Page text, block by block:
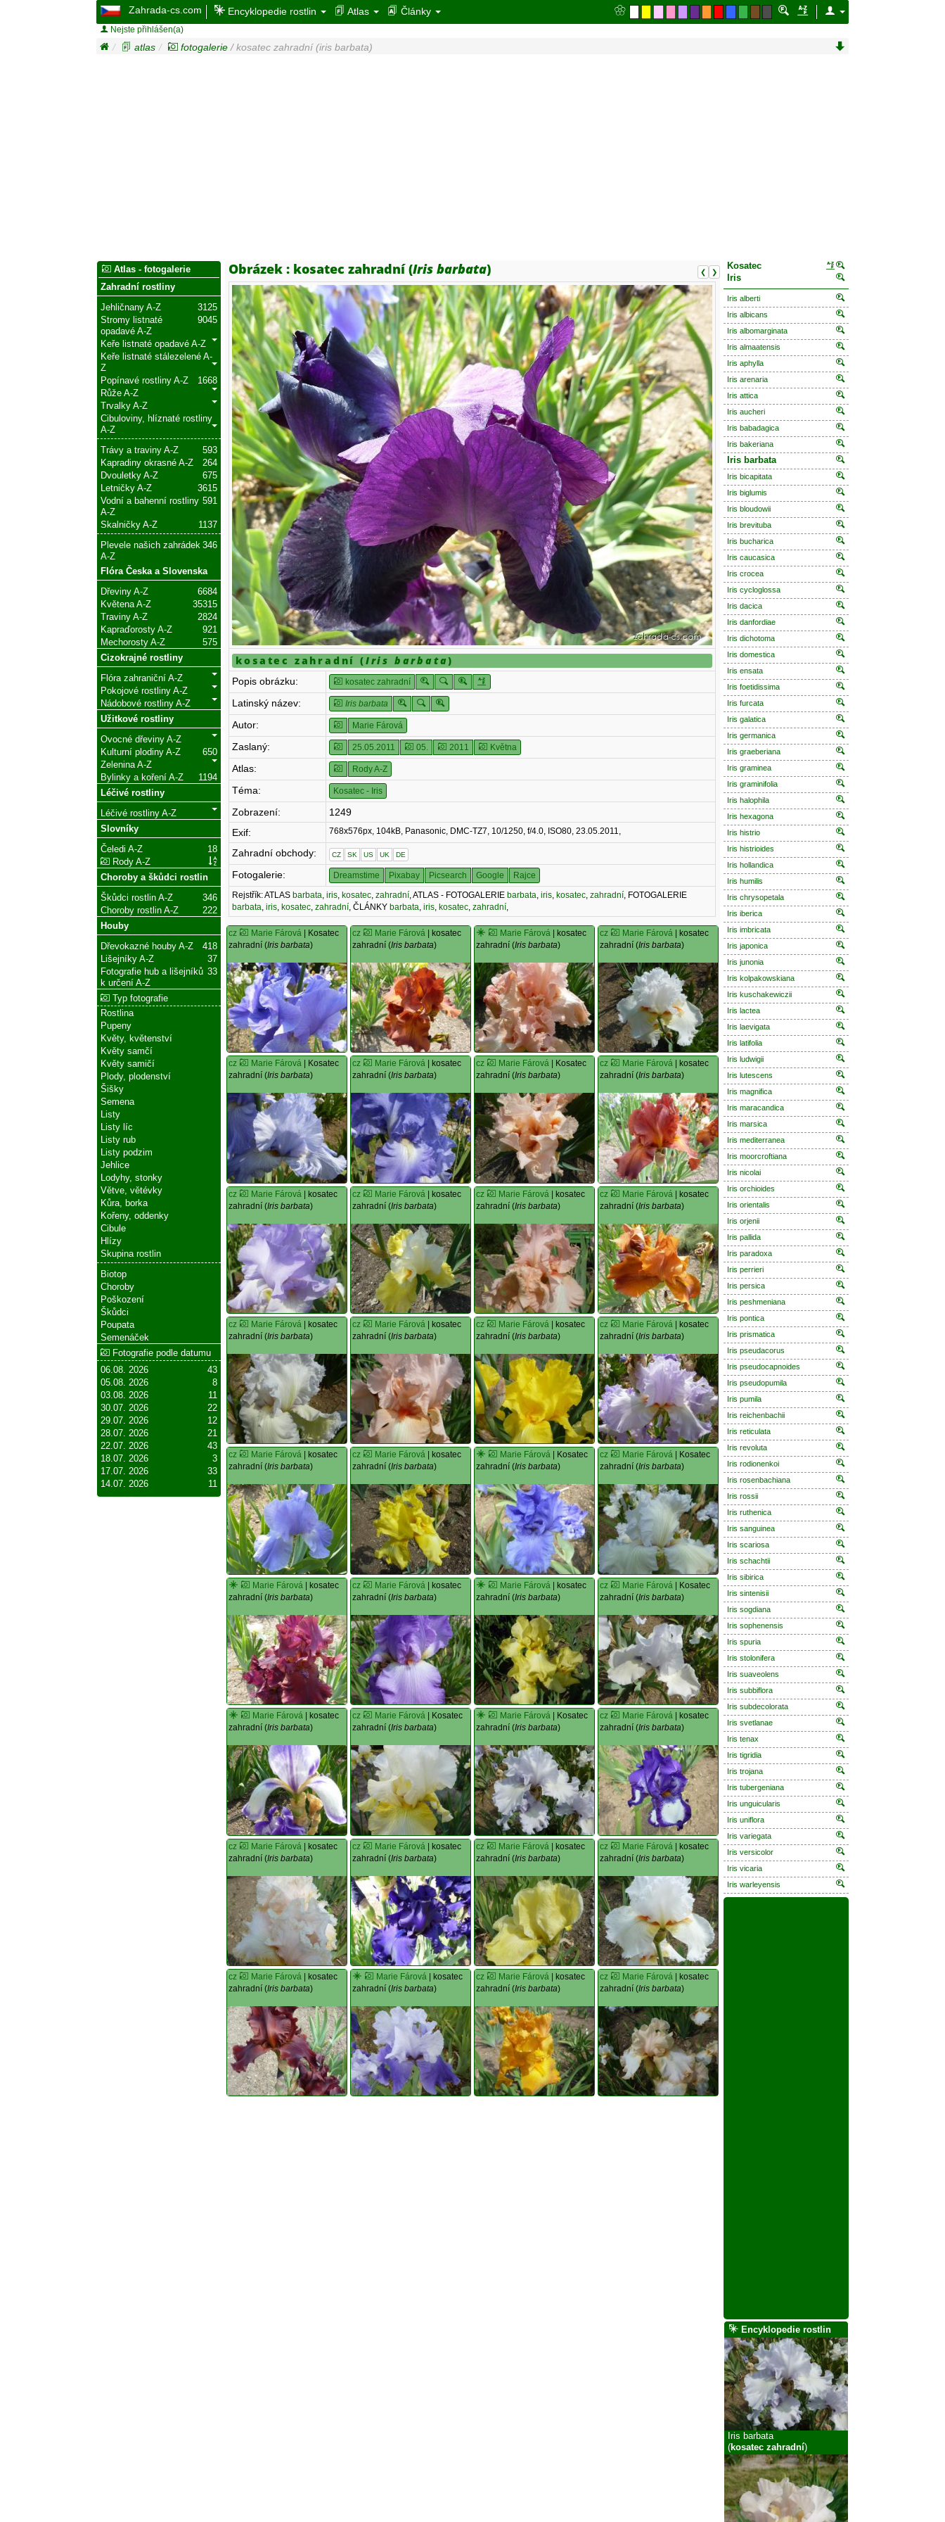
Zahrada-cs.com Encyklopedie rostlin Atlas Články
Nejste přihlášen(a)
atlas fotogalerie / kosatec zahradní (iris barbata)
❮ ❯
Obrázek : kosatec zahradní (Iris barbata)
kosatec zahradní (Iris barbata)
Popis obrázku: kosatec zahradní
Latinský název: Iris barbata
Autor: Marie Fárová
Zaslaný: 25.05.2011 05. 2011 Května
Atlas: Rody A-Z
Téma: Kosatec - Iris
Zobrazení:
1249
Exif:
768x576px, 104kB, Panasonic, DMC-TZ7, 10/1250, f/4.0, ISO80, 23.05.2011,
Zahradní obchody: CZ SK US UK DE
Fotogalerie: Dreamstime Pixabay Picsearch Google
Rajce
Rejstřík: ATLAS barbata,iris, kosatec,zahradní, ATLAS - FOTOGALERIE barbata,iris, kosatec,zahradní, FOTOGALERIE
barbata,iris, kosatec,zahradní, ČLÁNKY barbata,iris, kosatec,zahradní,
cz Marie Fárová | Kosatec
zahradní (Iris barbata)
cz Marie Fárová | kosatec
zahradní (Iris barbata)
Marie Fárová| kosatec
zahradní (Iris barbata)
cz Marie Fárová| kosatec
zahradní (Iris barbata)
cz Marie Fárová | Kosatec
zahradní (Iris barbata)
cz Marie Fárová | kosatec
zahradní (Iris barbata)
cz Marie Fárová| Kosatec
zahradní (Iris barbata)
cz Marie Fárová| kosatec
zahradní (Iris barbata)
cz Marie Fárová | kosatec
zahradní (Iris barbata)
cz Marie Fárová | kosatec
zahradní (Iris barbata)
cz Marie Fárová | kosatec
zahradní (Iris barbata)
cz Marie Fárová | kosatec
zahradní (Iris barbata)
cz Marie Fárová | kosatec
zahradní (Iris barbata)
cz Marie Fárová | kosatec
zahradní (Iris barbata)
cz Marie Fárová| kosatec
zahradní (Iris barbata)
cz Marie Fárová| kosatec
zahradní (Iris barbata)
cz Marie Fárová | kosatec
zahradní (Iris barbata)
cz Marie Fárová | kosatec
zahradní (Iris barbata)
Marie Fárová| Kosatec
zahradní (Iris barbata)
cz Marie Fárová| Kosatec
zahradní (Iris barbata)
Marie Fárová | kosatec
zahradní (Iris barbata)
cz Marie Fárová | kosatec
zahradní (Iris barbata)
Marie Fárová | kosatec
zahradní (Iris barbata)
cz Marie Fárová | Kosatec
zahradní (Iris barbata)
Marie Fárová | kosatec
zahradní (Iris barbata)
cz Marie Fárová | Kosatec
zahradní (Iris barbata)
Marie Fárová| Kosatec
zahradní (Iris barbata)
cz Marie Fárová| kosatec
zahradní (Iris barbata)
cz Marie Fárová | kosatec
zahradní (Iris barbata)
cz Marie Fárová | kosatec
zahradní (Iris barbata)
cz Marie Fárová | kosatec
zahradní (Iris barbata)
cz Marie Fárová | kosatec
zahradní (Iris barbata)
cz Marie Fárová | kosatec
zahradní (Iris barbata)
Marie Fárová | kosatec
zahradní (Iris barbata)
cz Marie Fárová| kosatec
zahradní (Iris barbata)
cz Marie Fárová| kosatec
zahradní (Iris barbata)
Atlas - fotogalerie
Zahradní rostliny
3125
Jehličnany A-Z
9045
Stromy listnaté
opadavé A-Z
Keře listnaté opadavé A-Z
Keře listnaté stálezelené A-
Z
1668
Popínavé rostliny A-Z
Růže A-Z
Trvalky A-Z
Cibuloviny, hlíznaté rostliny
A-Z
593
Trávy a traviny A-Z
264
Kapradiny okrasné A-Z
675
Dvouletky A-Z
3615
Letničky A-Z
591
Vodní a bahenní rostliny
A-Z
1137
Skalničky A-Z
346
Plevele našich zahrádek
A-Z
Flóra Česka a Slovenska
6684
Dřeviny A-Z
35315
Květena A-Z
2824
Traviny A-Z
921
Kapraďorosty A-Z
575
Mechorosty A-Z
Cizokrajné rostliny
Flóra zahraniční A-Z
Pokojové rostliny A-Z
Nádobové rostliny A-Z
Užitkové rostliny
Ovocné dřeviny A-Z
650
Kulturní plodiny A-Z
Zelenina A-Z
1194
Bylinky a koření A-Z
Léčivé rostliny
Léčivé rostliny A-Z
Slovníky
18
Čeledi A-Z
Rody A-Z
Choroby a škůdci rostlin
346
Škůdci rostlin A-Z
222
Choroby rostlin A-Z
Houby
418
Dřevokazné houby A-Z
37
Lišejníky A-Z
33
Fotografie hub a lišejníků
k určení A-Z
Typ fotografie
Rostlina
Pupeny
Květy, květenství
Květy samčí
Květy samičí
Plody, plodenství
Šišky
Semena
Listy
Listy líc
Listy rub
Listy podzim
Jehlice
Lodyhy, stonky
Větve, větévky
Kůra, borka
Kořeny, oddenky
Cibule
Hlízy
Skupina rostlin
Biotop
Choroby
Poškození
Škůdci
Poupata
Semenáček
Fotografie podle datumu
43
06.08. 2026
8
05.08. 2026
11
03.08. 2026
22
30.07. 2026
12
29.07. 2026
21
28.07. 2026
43
22.07. 2026
3
18.07. 2026
33
17.07. 2026
11
14.07. 2026
Kosatec
Iris
Iris alberti
Iris albicans
Iris albomarginata
Iris almaatensis
Iris aphylla
Iris arenaria
Iris attica
Iris aucheri
Iris babadagica
Iris bakeriana
Iris barbata
Iris bicapitata
Iris biglumis
Iris bloudowii
Iris brevituba
Iris bucharica
Iris caucasica
Iris crocea
Iris cycloglossa
Iris dacica
Iris danfordiae
Iris dichotoma
Iris domestica
Iris ensata
Iris foetidissima
Iris furcata
Iris galatica
Iris germanica
Iris graeberiana
Iris graminea
Iris graminifolia
Iris halophila
Iris hexagona
Iris histrio
Iris histrioides
Iris hollandica
Iris humilis
Iris chrysopetala
Iris iberica
Iris imbricata
Iris japonica
Iris junonia
Iris kolpakowskiana
Iris kuschakewiczii
Iris lactea
Iris laevigata
Iris latifolia
Iris ludwigii
Iris lutescens
Iris magnifica
Iris maracandica
Iris marsica
Iris mediterranea
Iris moorcroftiana
Iris nicolai
Iris orchioides
Iris orientalis
Iris orjenii
Iris pallida
Iris paradoxa
Iris perrieri
Iris persica
Iris peshmeniana
Iris pontica
Iris prismatica
Iris pseudacorus
Iris pseudocapnoides
Iris pseudopumila
Iris pumila
Iris reichenbachii
Iris reticulata
Iris revoluta
Iris rodionenkoi
Iris rosenbachiana
Iris rossii
Iris ruthenica
Iris sanguinea
Iris scariosa
Iris schachtii
Iris sibirica
Iris sintenisii
Iris sogdiana
Iris sophenensis
Iris spuria
Iris stolonifera
Iris suaveolens
Iris subbiflora
Iris subdecolorata
Iris svetlanae
Iris tenax
Iris tigridia
Iris trojana
Iris tubergeniana
Iris unguicularis
Iris uniflora
Iris variegata
Iris versicolor
Iris vicaria
Iris warleyensis
Encyklopedie rostlin
Iris barbata
(kosatec zahradní)